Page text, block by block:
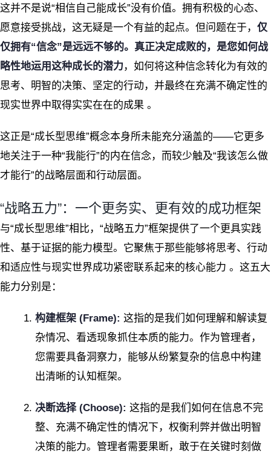
这并不是说“相信自己能成长”没有价值。拥有积极的心态、
愿意接受挑战，这无疑是一个有益的起点。但问题在于， 仅
仅拥有“信念”是远远不够的。真正决定成败的，是您如何战
略性地运用这种成长的潜力 ，如何将这种信念转化为有效的
思考、明智的决策、坚定的行动，并最终在充满不确定性的
现实世界中取得实实在在的成果 。
这正是“成长型思维”概念本身所未能充分涵盖的——它更多
地关注于一种“我能行”的内在信念，而较少触及“我该怎么做
才能行”的战略层面和行动层面。
“战略五力”：一个更务实、更有效的成功框架
与“成长型思维”相比，“战略五力”框架提供了一个更具实践
性、基于证据的能力模型。它聚焦于那些能够将思考、行动
和适应性与现实世界成功紧密联系起来的核心能力 。这五大
能力分别是：
构建框架 (Frame): 这指的是我们如何理解和解读复
杂情况、看透现象抓住本质的能力。作为管理者，
您需要具备洞察力，能够从纷繁复杂的信息中构建
出清晰的认知框架。
决断选择 (Choose): 这指的是我们如何在信息不完
整、充满不确定性的情况下，权衡利弊并做出明智
决策的能力。管理者需要果断，敢于在关键时刻做